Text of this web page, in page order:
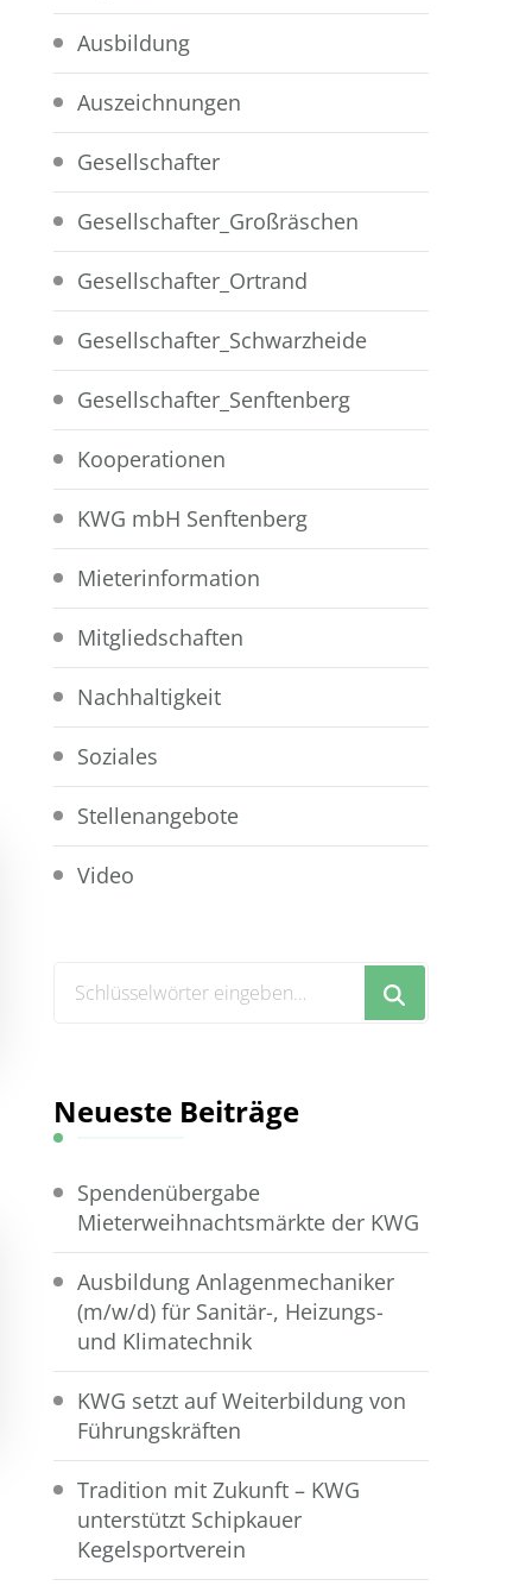
Ausbildung
Auszeichnungen
Gesellschafter
Gesellschafter_Großräschen
Gesellschafter_Ortrand
Gesellschafter_Schwarzheide
Gesellschafter_Senftenberg
Kooperationen
KWG mbH Senftenberg
Mieterinformation
Mitgliedschaften
Nachhaltigkeit
Soziales
Stellenangebote
Video
Suchst
Neueste Beiträge
Spendenübergabe
Mieterweihnachtsmärkte der KWG
Ausbildung Anlagenmechaniker
(m/w/d) für Sanitär-, Heizungs-
und Klimatechnik
KWG setzt auf Weiterbildung von
Führungskräften
Tradition mit Zukunft – KWG
unterstützt Schipkauer
Kegelsportverein